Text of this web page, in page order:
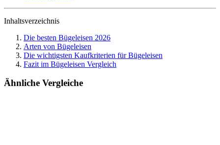
Inhaltsverzeichnis
Die besten Bügeleisen 2026
Arten von Bügeleisen
Die wichtigsten Kaufkriterien für Bügeleisen
Fazit im Bügeleisen Vergleich
Ähnliche Vergleiche